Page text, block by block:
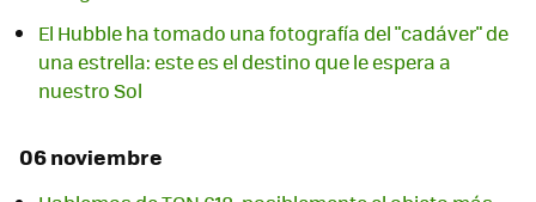
El Hubble ha tomado una fotografía del "cadáver" de
una estrella: este es el destino que le espera a
nuestro Sol
06 noviembre